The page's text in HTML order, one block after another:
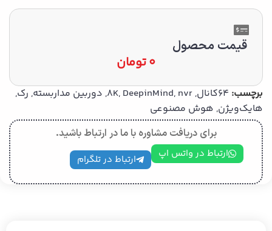
قیمت محصول
0تومان
برچسب: 64کانال ,
8K, DeepinMind, nvr
, دوربین مداربسته, رک,
هایك‌ویژن, هوش مصنوعی
برای دریافت مشاوره با ما در ارتباط باشید.
ارتباط در واتس اپ ارتباط در تلگرام